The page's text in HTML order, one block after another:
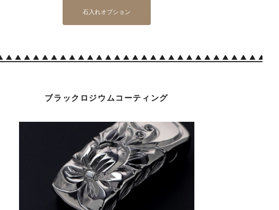
石入れオプション
ブラックロジウムコーティング